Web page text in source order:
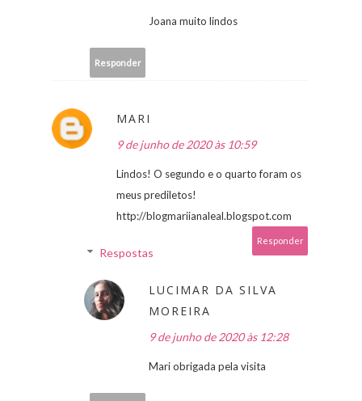
Joana muito lindos
Responder
MARI
9 de junho de 2020 às 10:59
Lindos! O segundo e o quarto foram os
meus prediletos!
http://blogmariianaleal.blogspot.com
Responder
Respostas
LUCIMAR DA SILVA
MOREIRA
9 de junho de 2020 às 12:28
Mari obrigada pela visita